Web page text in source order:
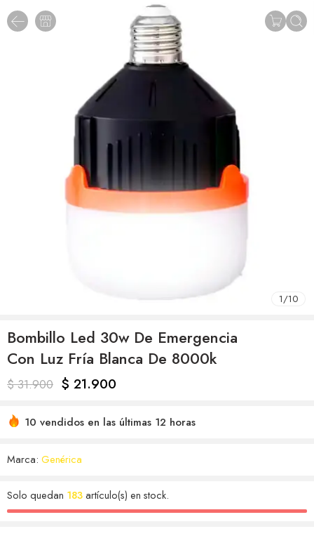
1/10
Bombillo Led 30w De Emergencia
Con Luz Fría Blanca De 8000k
$31.900 $ 21.900
10 vendidos en las últimas 12 horas
Marca: Genérica
Solo quedan 183artículo(s) en stock.